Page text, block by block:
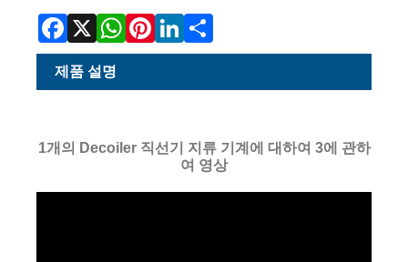
제품 설명
1개의 Decoiler 직선기 지류 기계에 대하여 3에 관하
여 영상